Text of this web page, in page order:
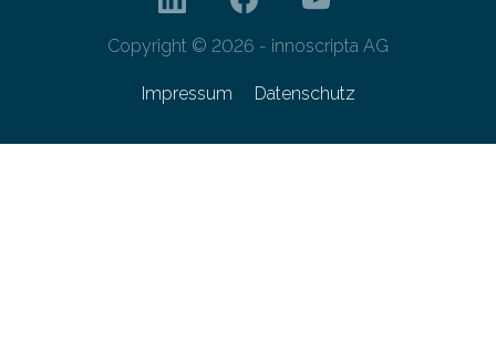
Copyright © 2026 - innoscripta AG
Impressum Datenschutz